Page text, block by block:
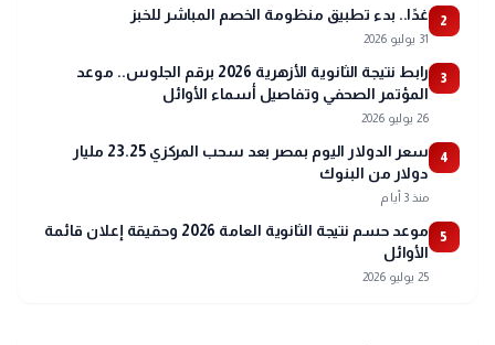
2 غدًا.. بدء تطبيق منظومة الخصم المباشر للخبز
31 يوليو 2026
3
رابط نتيجة الثانوية الأزهرية 2026 برقم الجلوس.. موعد
المؤتمر الصحفي وتفاصيل أسماء الأوائل
26 يوليو 2026
4
سعر الدولار اليوم بمصر بعد سحب المركزي 23.25 مليار
دولار من البنوك
منذ 3 أيام
5
موعد حسم نتيجة الثانوية العامة 2026 وحقيقة إعلان قائمة
الأوائل
25 يوليو 2026